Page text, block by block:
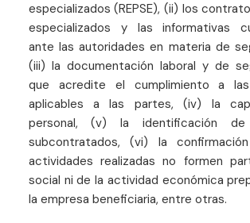
especializados (REPSE), (ii) los
especializados y las informativas
ante las autoridades en materia de
(iii) la documentación laboral y de
que acredite el cumplimiento a las
aplicables a las partes, (iv) la
personal, (v) la identificación de
subcontratados, (vi) la
actividades realizadas no formen
social ni de la actividad económica
la empresa beneficiaria, entre otras.